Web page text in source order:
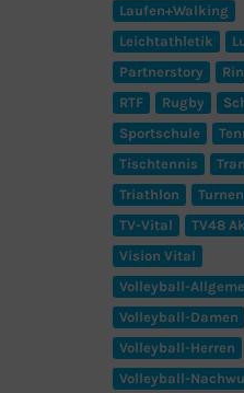
Laufen+Walking
Leichtathletik
Partnerstory
RTF
Rugby
Sportschule
Tischtennis
Triathlon
Turnen
TV-Vital
TV48
Vision Vital
Volleyball-
Volleyball-Damen
Volleyball-Herren
Volleyball-